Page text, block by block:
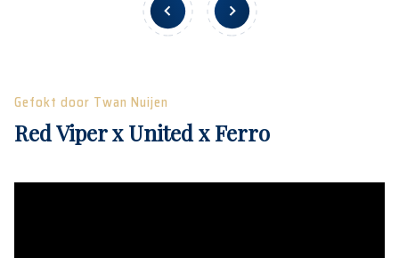
Gefokt door Twan Nuijen
Red Viper x United x Ferro